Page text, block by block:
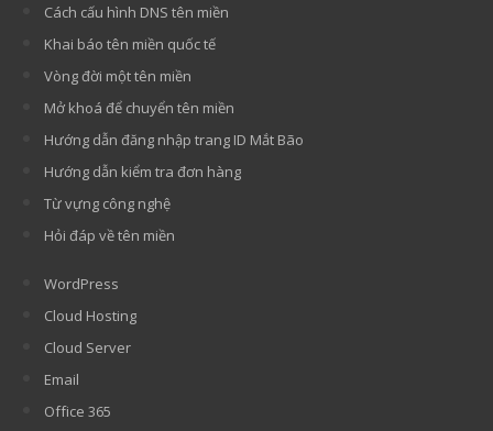
Cách cấu hình DNS tên miền
Khai báo tên miền quốc tế
Vòng đời một tên miền
Mở khoá để chuyển tên miền
Hướng dẫn đăng nhập trang ID Mắt Bão
Hướng dẫn kiểm tra đơn hàng
Từ vựng công nghệ
Hỏi đáp về tên miền
WordPress
Cloud Hosting
Cloud Server
Email
Office 365